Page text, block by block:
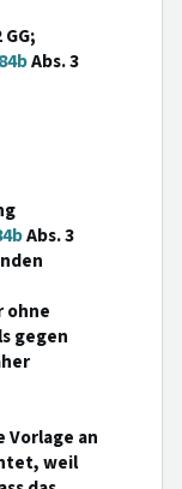
Abs. 3
Abs. 3
ohne
gegen
Vorlage an
weil